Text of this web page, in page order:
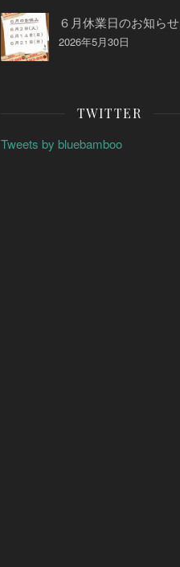
６月休業日のお知らせ
2026年5月30日
TWITTER
Tweets by bluebamboo